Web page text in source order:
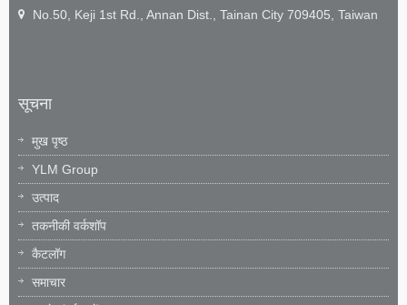
No.50, Keji 1st Rd., Annan Dist., Tainan City 709405, Taiwan
सूचना
मुख पृष्ठ
YLM Group
उत्पाद
तकनीकी वर्कशॉप
कैटलॉग
समाचार